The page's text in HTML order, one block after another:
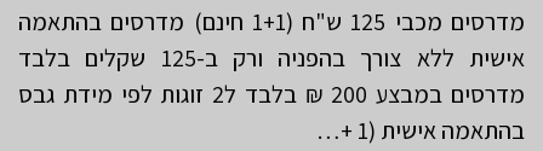
מדרסים מכבי 125 ש"ח (1+1 חינם) מדרסים בהתאמה
אישית ללא צורך בהפניה ורק ב-125 שקלים בלבד
מדרסים במבצע 200 ₪ בלבד ל2 זוגות לפי מידת גבס
בהתאמה אישית (1 +…